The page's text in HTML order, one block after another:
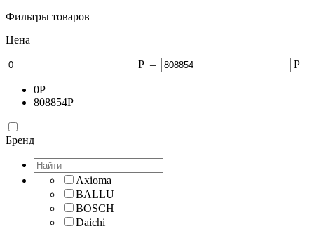
Фильтры товаров
Цена
Р – Р
0Р
808854Р
Бренд
Axioma
BALLU
BOSCH
Daichi